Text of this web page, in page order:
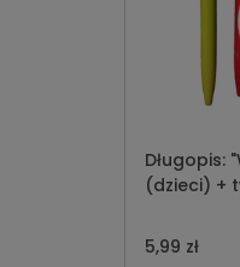
Długopis:
(dzieci) +
5,99 zł